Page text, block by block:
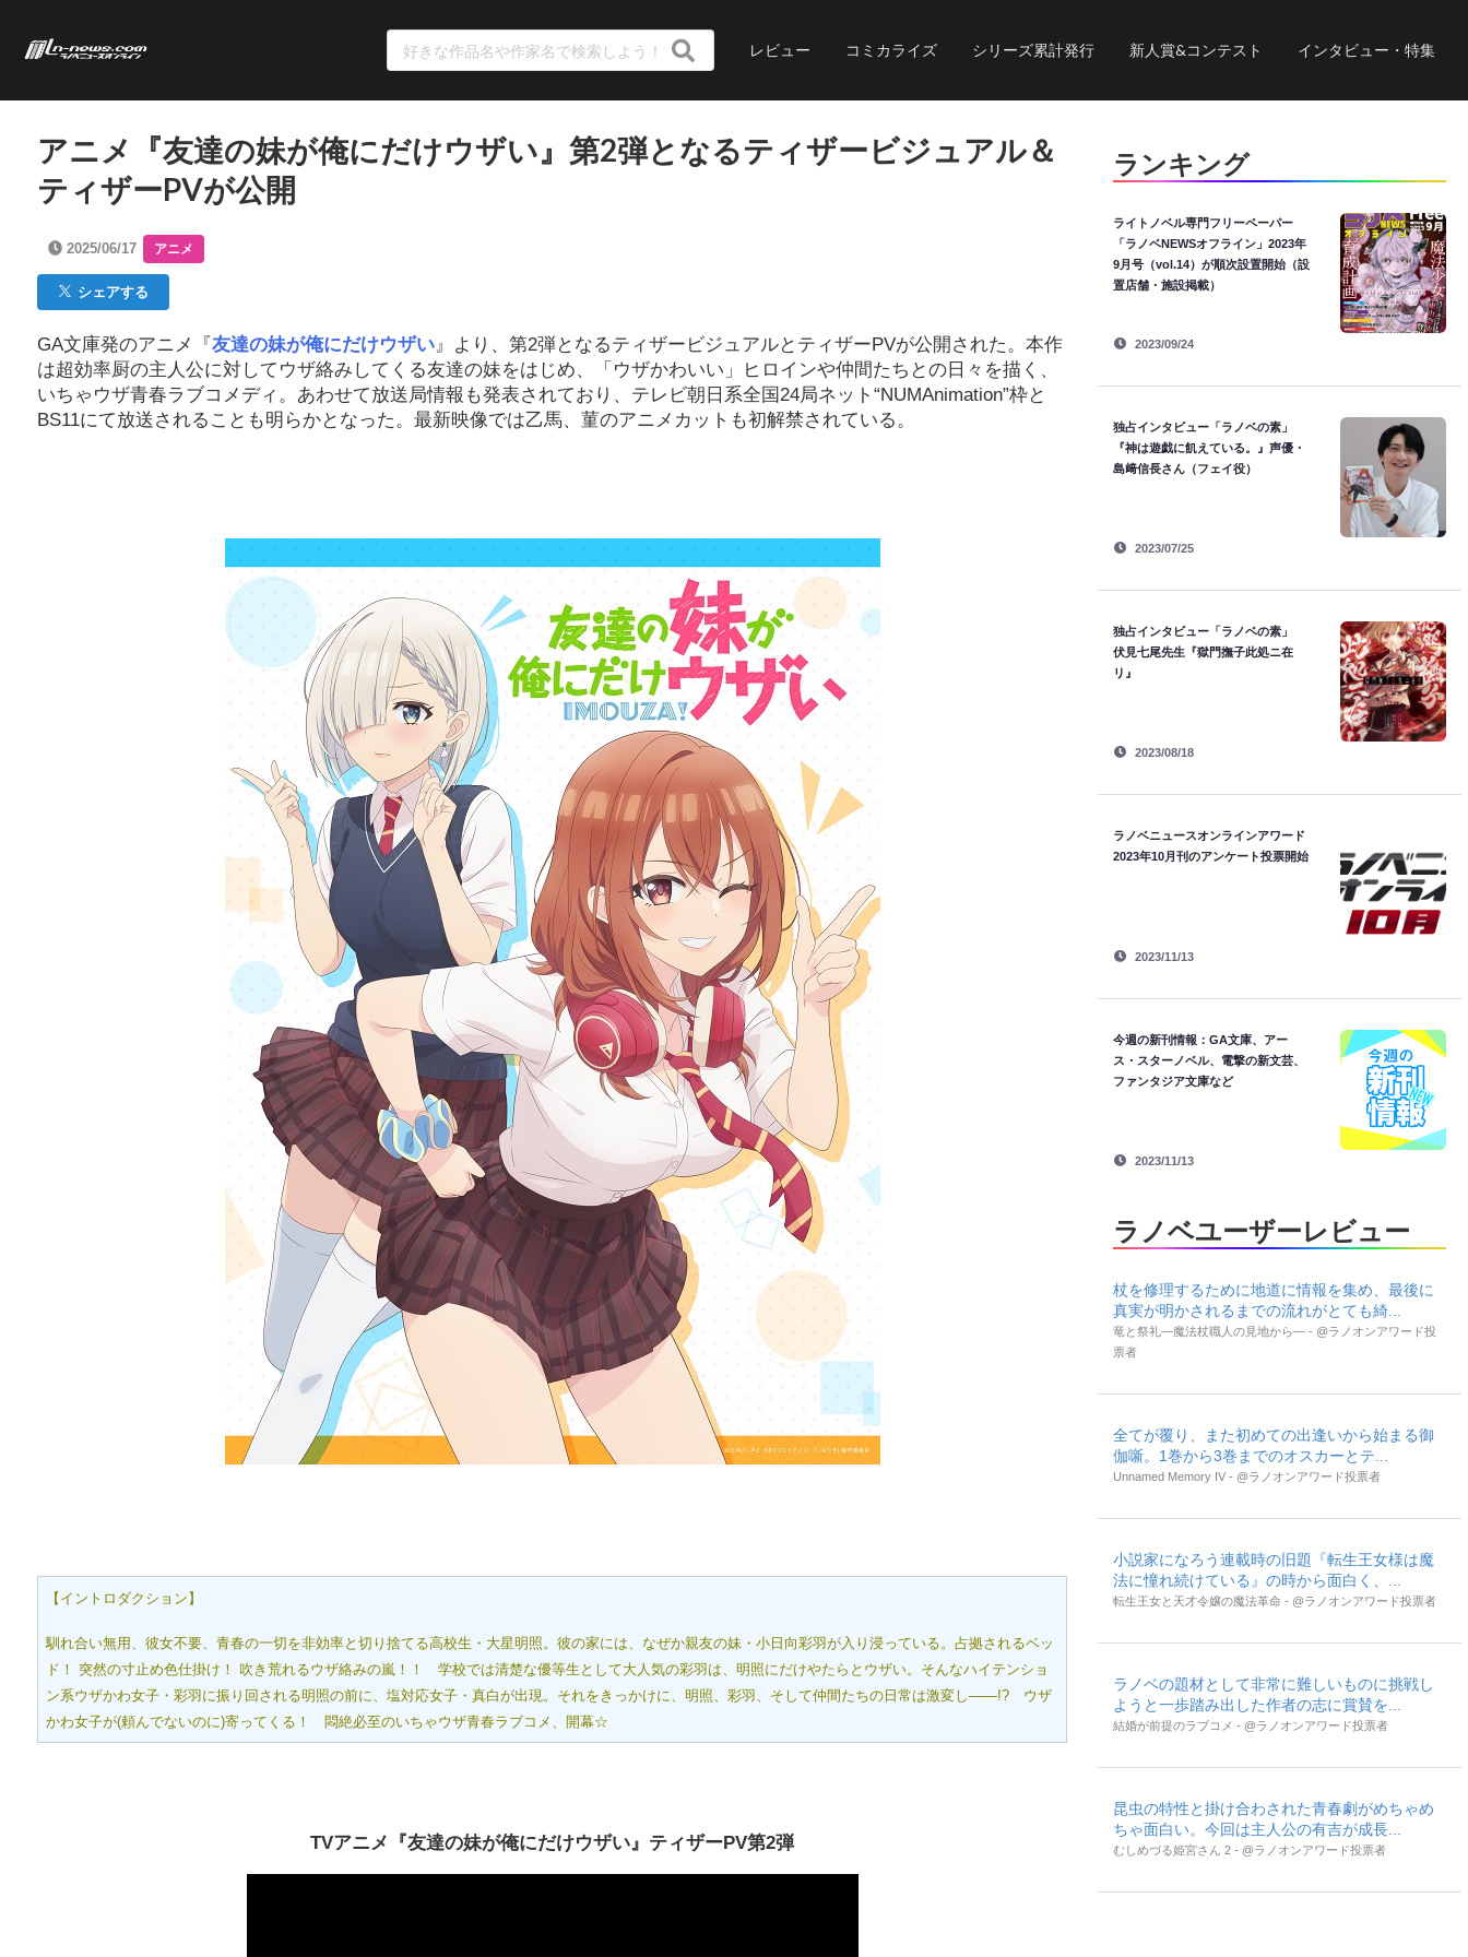
レビュー コミカライズ シリーズ累計発行 新人賞&コンテスト インタビュー・特集
アニメ『友達の妹が俺にだけウザい』第2弾となるティザービジュアル＆
ティザーPVが公開
2025/06/17 アニメ
シェアする
GA文庫発のアニメ『 友達の妹が俺にだけウザい』より、第2弾となるティザービジュアルとティザーPVが公開された。本作
は超効率厨の主人公に対してウザ絡みしてくる友達の妹をはじめ、「ウザかわいい」ヒロインや仲間たちとの日々を描く、
いちゃウザ青春ラブコメディ。あわせて放送局情報も発表されており、テレビ朝日系全国24局ネット“NUMAnimation”枠と
BS11にて放送されることも明らかとなった。最新映像では乙馬、菫のアニメカットも初解禁されている。
【イントロダクション】
馴れ合い無用、彼女不要、青春の一切を非効率と切り捨てる高校生・大星明照。彼の家には、なぜか親友の妹・小日向彩羽が入り浸っている。占拠されるベッ
ド！ 突然の寸止め色仕掛け！ 吹き荒れるウザ絡みの嵐！！ 学校では清楚な優等生として大人気の彩羽は、明照にだけやたらとウザい。そんなハイテンショ
ン系ウザかわ女子・彩羽に振り回される明照の前に、塩対応女子・真白が出現。それをきっかけに、明照、彩羽、そして仲間たちの日常は激変し――!? ウザ
かわ女子が(頼んでないのに)寄ってくる！ 悶絶必至のいちゃウザ青春ラブコメ、開幕☆
TVアニメ『友達の妹が俺にだけウザい』ティザーPV第2弾
ランキング
ライトノベル専門フリーペーパー
「ラノベNEWSオフライン」2023年
9月号（vol.14）が順次設置開始（設
置店舗・施設掲載）
2023/09/24
独占インタビュー「ラノベの素」
『神は遊戯に飢えている。』声優・
島﨑信長さん（フェイ役）
2023/07/25
独占インタビュー「ラノベの素」
伏見七尾先生『獄門撫子此処ニ在
リ』
2023/08/18
ラノベニュースオンラインアワード
2023年10月刊のアンケート投票開始
2023/11/13
今週の新刊情報：GA文庫、アー
ス・スターノベル、電撃の新文芸、
ファンタジア文庫など
2023/11/13
ラノベユーザーレビュー
杖を修理するために地道に情報を集め、最後に
真実が明かされるまでの流れがとても綺...
竜と祭礼―魔法杖職人の見地から― - @ラノオンアワード投
票者
全てが覆り、また初めての出逢いから始まる御
伽噺。1巻から3巻までのオスカーとテ...
Unnamed Memory IV - @ラノオンアワード投票者
小説家になろう連載時の旧題『転生王女様は魔
法に憧れ続けている』の時から面白く、...
転生王女と天才令嬢の魔法革命 - @ラノオンアワード投票者
ラノベの題材として非常に難しいものに挑戦し
ようと一歩踏み出した作者の志に賞賛を...
結婚が前提のラブコメ - @ラノオンアワード投票者
昆虫の特性と掛け合わされた青春劇がめちゃめ
ちゃ面白い。今回は主人公の有吉が成長...
むしめづる姫宮さん 2 - @ラノオンアワード投票者